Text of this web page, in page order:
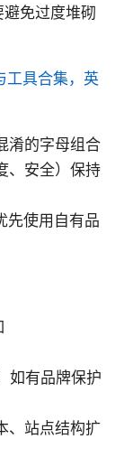
免过度堆砌
工具合集，英
淆的字母组合
、安全）保持
先使用自有品
如有品牌保护
、站点结构扩